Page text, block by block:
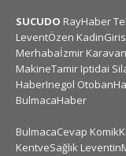
SUCUDO RayHaber
LeventÖzen
Merhabaİzmir
MakineTamir Iptidai
HaberInegol
BulmacaHaber
BulmacaCevap
KentveSağlık